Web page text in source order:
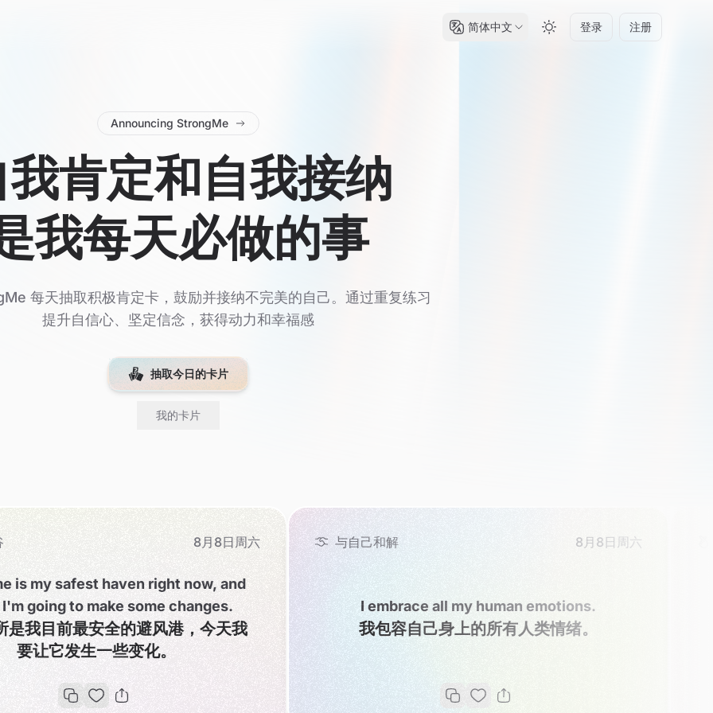
简体中文 登录 注册
Announcing StrongMe
肯定和自我接纳
我每天必做的事
每天抽取积极肯定卡，鼓励并接纳不完美的自己。通过重复练习
提升自信心、坚定信念，获得动力和幸福感
抽取今日的卡片
我的卡片
now, and
changes.
港，今天我
。
与自己和解
I embrace all my human emotions.
我包容自己身上的所有人类情绪。
追求爱情
我越爱自己，就越